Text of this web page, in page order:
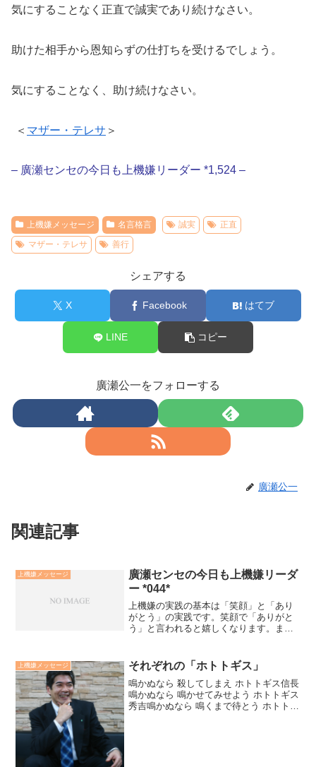
気にすることなく正直で誠実であり続けなさい。
助けた相手から恩知らずの仕打ちを受けるでしょう。
気にすることなく、助け続けなさい。
＜ マザー・テレサ ＞
– 廣瀬センセの今日も上機嫌リーダー *1,524 –
上機嫌メッセージ 名言格言 誠実
正直
マザー・テレサ
善行
シェアする
X Facebook はてブ
LINE コピー
廣瀬公一をフォローする
廣瀬公一
関連記事
上機嫌メッセージ
廣瀬センセの今日も上機嫌リーダ
ー *044*
上機嫌の実践の基本は「笑顔」と「あり
がとう」の実践です。笑顔で「ありがと
う」と言われると嬉しくなります。ま
りがとう」と笑顔を返します。「ありが
とう」と「笑顔」の循環が人...
上機嫌メッセージ それぞれの「ホトトギス」
鳴かぬなら 殺してしまえ ホトトギス信長
鳴かぬなら 鳴かせてみせよう ホトトギス
秀吉鳴かぬなら 鳴くまで待とう ホトトギ